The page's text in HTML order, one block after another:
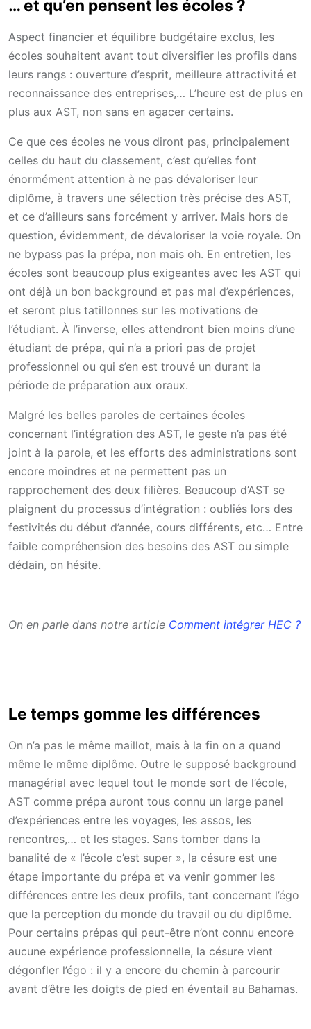
… et qu’en pensent les écoles ?
Aspect financier et équilibre budgétaire exclus, les
écoles souhaitent avant tout diversifier les profils dans
leurs rangs : ouverture d’esprit, meilleure attractivité et
reconnaissance des entreprises,… L’heure est de plus en
plus aux AST, non sans en agacer certains.
Ce que ces écoles ne vous diront pas, principalement
celles du haut du classement, c’est qu’elles font
énormément attention à ne pas dévaloriser leur
diplôme, à travers une sélection très précise des AST,
et ce d’ailleurs sans forcément y arriver. Mais hors de
question, évidemment, de dévaloriser la voie royale. On
ne bypass pas la prépa, non mais oh. En entretien, les
écoles sont beaucoup plus exigeantes avec les AST qui
ont déjà un bon background et pas mal d’expériences,
et seront plus tatillonnes sur les motivations de
l’étudiant. À l’inverse, elles attendront bien moins d’une
étudiant de prépa, qui n’a a priori pas de projet
professionnel ou qui s’en est trouvé un durant la
période de préparation aux oraux.
Malgré les belles paroles de certaines écoles
concernant l’intégration des AST, le geste n’a pas été
joint à la parole, et les efforts des administrations sont
encore moindres et ne permettent pas un
rapprochement des deux filières. Beaucoup d’AST se
plaignent du processus d’intégration : oubliés lors des
festivités du début d’année, cours différents, etc… Entre
faible compréhension des besoins des AST ou simple
dédain, on hésite.
On en parle dans notre article Comment intégrer HEC ?
Le temps gomme les différences
On n’a pas le même maillot, mais à la fin on a quand
même le même diplôme. Outre le supposé background
managérial avec lequel tout le monde sort de l’école,
AST comme prépa auront tous connu un large panel
d’expériences entre les voyages, les assos, les
rencontres,… et les stages. Sans tomber dans la
banalité de « l’école c’est super », la césure est une
étape importante du prépa et va venir gommer les
différences entre les deux profils, tant concernant l’égo
que la perception du monde du travail ou du diplôme.
Pour certains prépas qui peut-être n’ont connu encore
aucune expérience professionnelle, la césure vient
dégonfler l’égo : il y a encore du chemin à parcourir
avant d’être les doigts de pied en éventail au Bahamas.